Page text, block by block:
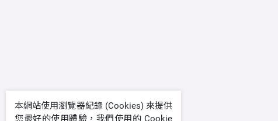
本網站使用瀏覽器紀錄 (Cookies) 來提供
您最好的使用體驗，我們使用的 Cookie